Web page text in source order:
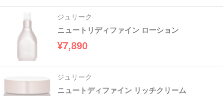
ジュリーク
ニュートリディファイン ローション
¥7,890
ジュリーク
ニュートディファイン リッチクリーム